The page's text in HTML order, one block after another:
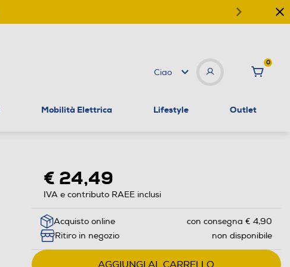
Ciao
0
Mobilità Elettrica Lifestyle Outlet
€ 24,49
IVA e contributo RAEE inclusi
Acquisto online
con consegna € 4,90
Ritiro in negozio
non disponibile
AGGIUNGI AL CARRELLO